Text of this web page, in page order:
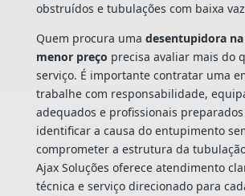
obstruídos e tubulações com baixa
Quem procura uma desentupidora
menor preço precisa avaliar mais do
serviço. É importante contratar uma
trabalhe com responsabilidade,
adequados e profissionais
identificar a causa do entupimento
comprometer a estrutura da
Ajax Soluções oferece atendimento
técnica e serviço direcionado para